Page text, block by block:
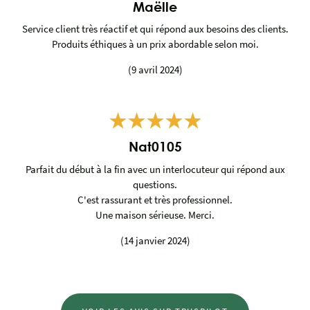
Maëlle
Service client très réactif et qui répond aux besoins des clients.
Produits éthiques à un prix abordable selon moi.
(9 avril 2024)
Nat0105
Parfait du début à la fin avec un interlocuteur qui répond aux
questions.
C'est rassurant et très professionnel.
Une maison sérieuse. Merci.
(14 janvier 2024)